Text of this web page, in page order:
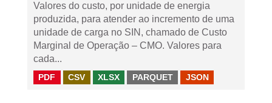
Valores do custo, por unidade de energia
produzida, para atender ao incremento de uma
unidade de carga no SIN, chamado de Custo
Marginal de Operação – CMO. Valores para
cada...
PDF CSV XLSX PARQUET JSON